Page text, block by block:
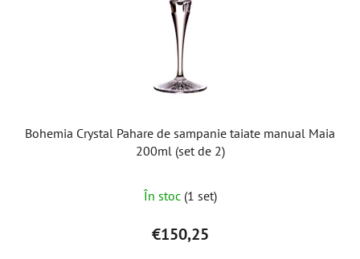
Bohemia Crystal Pahare de sampanie taiate manual Maia
200ml (set de 2)
În stoc (1 set)
€150,25